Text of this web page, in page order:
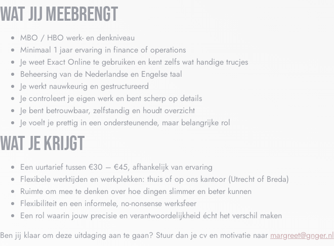
WAT JIJ MEEBRENGT
MBO / HBO werk- en denkniveau
Minimaal 1 jaar ervaring in finance of operations
Je weet Exact Online te gebruiken en kent zelfs wat handige trucjes
Beheersing van de Nederlandse en Engelse taal
Je werkt nauwkeurig en gestructureerd
Je controleert je eigen werk en bent scherp op details
Je bent betrouwbaar, zelfstandig en houdt overzicht
Je voelt je prettig in een ondersteunende, maar belangrijke rol
WAT JE KRIJGT
Een uurtarief tussen €30 – €45, afhankelijk van ervaring
Flexibele werktijden en werkplekken: thuis of op ons kantoor (Utrecht of Breda)
Ruimte om mee te denken over hoe dingen slimmer en beter kunnen
Flexibiliteit en een informele, no-nonsense werksfeer
Een rol waarin jouw precisie en verantwoordelijkheid écht het verschil maken
Ben jij klaar om deze uitdaging aan te gaan? Stuur dan je cv en motivatie naar margreet@gnger.nl